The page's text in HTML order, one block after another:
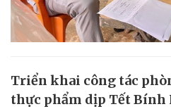
Triển khai công tác
thực phẩm dịp Tết Bính